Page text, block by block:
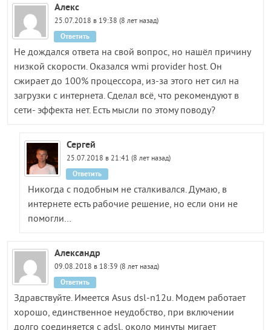
Алекс
25.07.2018 в 19:38 (8 лет назад)
Не дождался ответа на свой вопрос, но нашёл причину
низкой скорости. Оказался wmi provider host. Он
сжирает до 100% процессора, из-за этого нет сил на
загрузки с интернета. Сделал всё, что рекомендуют в
сети- эффекта нет. Есть мысли по этому поводу?
Ответить
Сергей
25.07.2018 в 21:41 (8 лет назад)
Никогда с подобным не сталкивался. Думаю, в
интернете есть рабочие решение, но если они не
помогли…
Ответить
Александр
09.08.2018 в 18:39 (8 лет назад)
Здравствуйте. Имеется Asus dsl-n12u. Модем работает
хорошо, единственное неудобство, при включении
Ответить